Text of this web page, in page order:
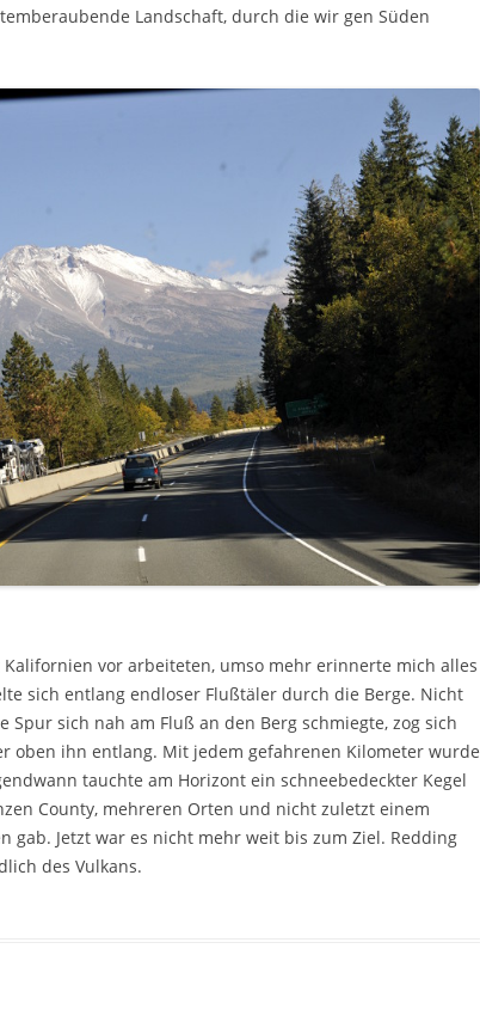
Landschaft, durch die wir gen Süden
vor arbeiteten, umso mehr erinnerte mich alles
sich entlang endloser Flußtäler durch die Berge. Nicht
sich nah am Fluß an den Berg schmiegte, zog sich
oben ihn entlang. Mit jedem gefahrenen Kilometer wurde
tauchte am Horizont ein schneebedeckter Kegel
County, mehreren Orten und nicht zuletzt einem
gab. Jetzt war es nicht mehr weit bis zum Ziel. Redding
des Vulkans.